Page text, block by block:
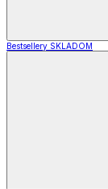
Bestsellery SKLADOM